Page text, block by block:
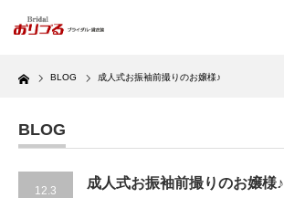
Home BLOG 成人式お振袖前撮りのお嬢様♪
BLOG
12.3
成人式お振袖前撮りのお嬢様♪